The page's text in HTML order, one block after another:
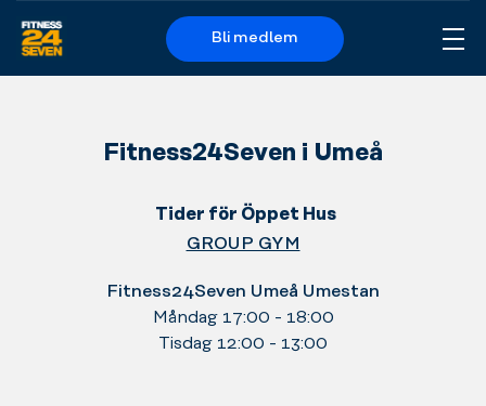
Logo
Bli medlem
Fitness24Seven i Umeå
Tider för Öppet Hus
GROUP GYM
Fitness24Seven Umeå Umestan
Måndag 17:00 - 18:00
Tisdag 12:00 - 13:00